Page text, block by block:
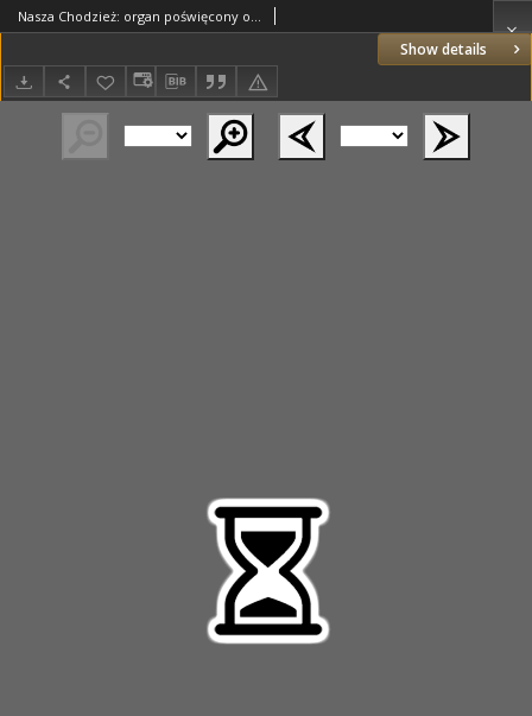
Show details
Nasza Chodzież: organ poświęcony obronie interesów narodowych na zachodnich ziemiach Polski 1935.11.22 R.6 Nr270